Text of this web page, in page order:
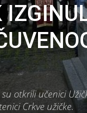
otkrili učenici
Crkve užičke.